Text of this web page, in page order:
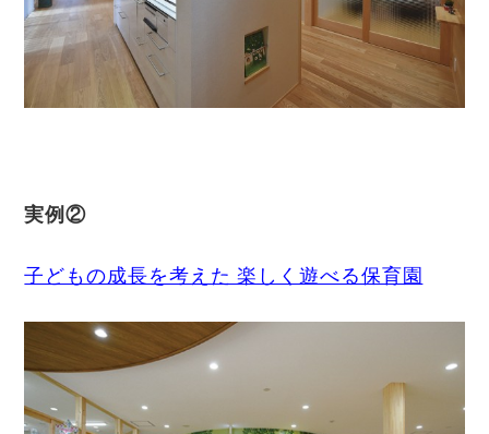
実例②
子どもの成長を考えた 楽しく遊べる保育園